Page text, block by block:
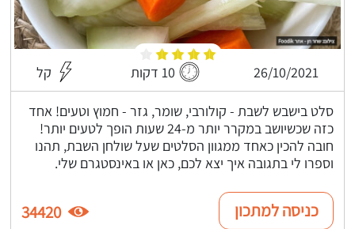
26/10/2021 10 דקות קל
סלט בישבש לשבת - קולורבי, שומר, גזר - חמוץ וטעים! אחד
כזה שכשיושב במקרר יותר מ-24 שעות הופך לטעים יותר!
חובה להכין כאחד ממגוון הסלטים שעל שולחן השבת, תהנו
וספרו לי בתגובה איך יצא לכם, כאן או באינסטגרם שלי.
כניסה למתכון 34420